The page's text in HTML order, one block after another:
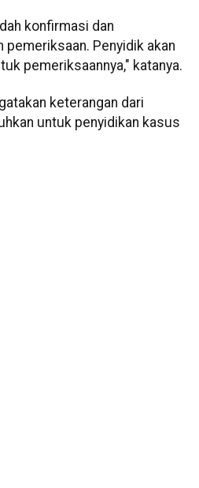
konfirmasi dan
pemeriksaan. Penyidik akan
pemeriksaannya," katanya.
keterangan dari
untuk penyidikan kasus